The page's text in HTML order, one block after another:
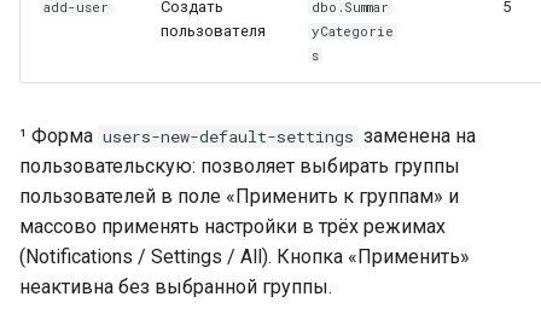
компании» (IsEmployee)
Пошаговые процедуры
Создать пользователя
Настроить группу и
выдать права
add-user
Создать
пользователя
dbo.Summar
yCategorie
s
5
¹ Форма users-new-default-settings заменена на
пользовательскую: позволяет выбирать группы
пользователей в поле «Применить к группам» и
массово применять настройки в трёх режимах
(Notifications / Settings / All). Кнопка «Применить»
неактивна без выбранной группы.